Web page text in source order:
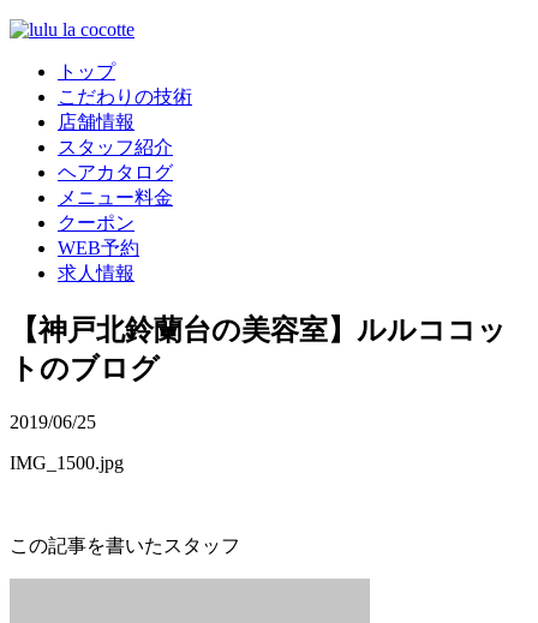
トップ
こだわりの技術
店舗情報
スタッフ紹介
ヘアカタログ
メニュー料金
クーポン
WEB予約
求人情報
【神戸北鈴蘭台の美容室】ルルココッ
トのブログ
2019/06/25
IMG_1500.jpg
この記事を書いたスタッフ